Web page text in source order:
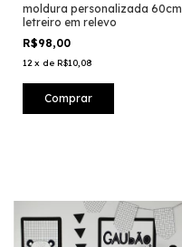
moldura personalizada 60cm
letreiro em relevo
R$98,00
12 x de R$10,08